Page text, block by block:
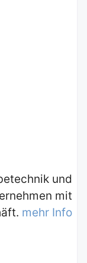
und
mit
mehr Info